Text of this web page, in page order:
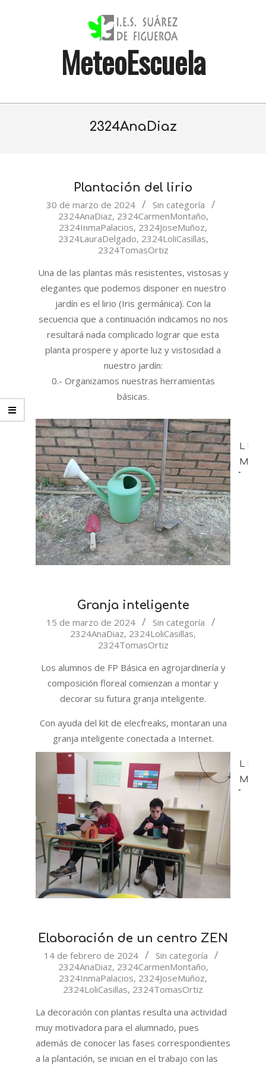
MeteoEscuela
Primary
2324AnaDiaz
Plantación del lirio
2024-
30 de marzo de 2024
Sin categoría
2324AnaDiaz, 2324CarmenMontaño,
2324InmaPalacios, 2324JoseMuñoz,
2324LauraDelgado, 2324LoliCasillas,
2324TomasOrtiz
Una de las plantas más resistentes, vistosas y
elegantes que podemos disponer en nuestro
jardín es el lirio (Iris germánica). Con la
secuencia que a continuación indicamos no nos
resultará nada complicado lograr que esta
planta prospere y aporte luz y vistosidad a
nuestro jardín:
0.- Organizamos nuestras herramientas
básicas.
MÁS
Granja inteligente
2024-
15 de marzo de 2024
Sin categoría
2324AnaDiaz, 2324LoliCasillas,
2324TomasOrtiz
Los alumnos de FP Básica en agrojardinería y
composición floreal comienzan a montar y
decorar su futura granja inteligente.
Con ayuda del kit de elecfreaks, montaran una
granja inteligente conectada a Internet.
MÁS
Elaboración de un centro ZEN
2024-
14 de febrero de 2024
Sin categoría
2324AnaDiaz, 2324CarmenMontaño,
2324InmaPalacios, 2324JoseMuñoz,
2324LoliCasillas, 2324TomasOrtiz
La decoración con plantas resulta una actividad
muy motivadora para el alumnado, pues
además de conocer las fases correspondientes
a la plantación, se inician en el trabajo con las